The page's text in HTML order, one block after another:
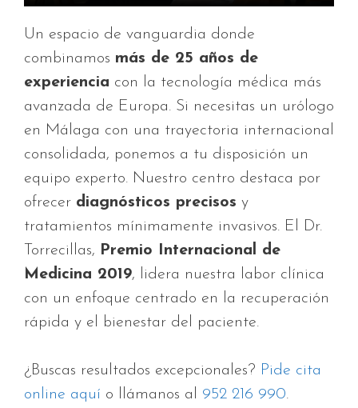
Un espacio de vanguardia donde
combinamos más de 25 años de
experiencia con la tecnología médica más
avanzada de Europa. Si necesitas un urólogo
en Málaga con una trayectoria internacional
consolidada, ponemos a tu disposición un
equipo experto. Nuestro centro destaca por
ofrecer diagnósticos precisos y
tratamientos mínimamente invasivos. El Dr.
Torrecillas, Premio Internacional de
Medicina 2019, lidera nuestra labor clínica
con un enfoque centrado en la recuperación
rápida y el bienestar del paciente.
¿Buscas resultados excepcionales? Pide cita
online aquí o llámanos al 952 216 990.